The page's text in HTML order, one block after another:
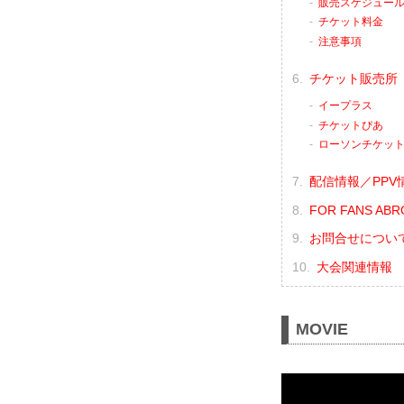
販売スケジュール
チケット料金
注意事項
チケット販売所
イープラス
チケットぴあ
ローソンチケット
配信情報／PPV
FOR FANS
お問合せについ
大会関連情報
MOVIE